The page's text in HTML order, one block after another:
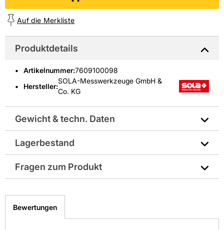
Auf die Merkliste
Produktdetails
Artikelnummer:7609100098
Hersteller:
SOLA-Messwerkzeuge GmbH &
Co. KG
Gewicht & techn. Daten
Hersteller-Art.-Nr.: 66041120
EAN: 9002719041160
Lagerbestand
Fragen zum Produkt
weitergeleitet zu werden. Wir werden Ihre Anfrage
schnellstmöglich bearbeiten.
Bewertungen